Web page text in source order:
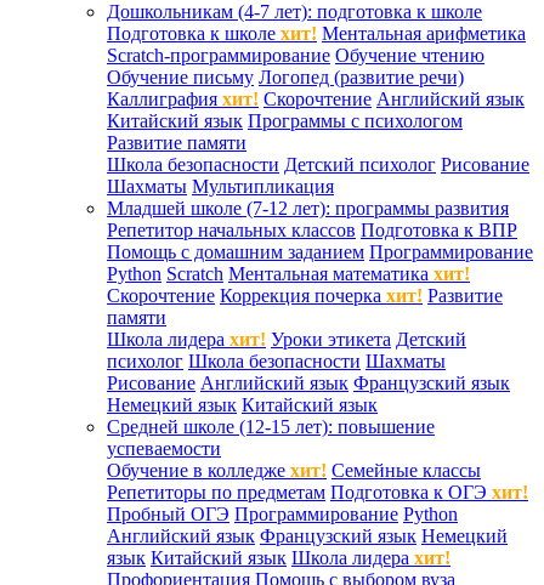
Дошкольникам (4-7 лет): подготовка к школе
Подготовка к школе хит! Ментальная арифметика
Scratch-программирование Обучение чтению
Обучение письму Логопед (развитие речи)
Каллиграфия хит! Скорочтение Английский язык
Китайский язык Программы с психологом
Развитие памяти
Школа безопасности Детский психолог Рисование
Шахматы Мультипликация
Младшей школе (7-12 лет): программы развития
Репетитор начальных классов Подготовка к ВПР
Помощь с домашним заданием Программирование
Python Scratch Ментальная математика хит!
Скорочтение Коррекция почерка хит! Развитие
памяти
Школа лидера хит! Уроки этикета Детский
психолог Школа безопасности Шахматы
Рисование Английский язык Французский язык
Немецкий язык Китайский язык
Средней школе (12-15 лет): повышение
успеваемости
Обучение в колледже хит! Семейные классы
Репетиторы по предметам Подготовка к ОГЭ хит!
Пробный ОГЭ Программирование Python
Английский язык Французский язык Немецкий
язык Китайский язык Школа лидера хит!
Профориентация Помощь с выбором вуза